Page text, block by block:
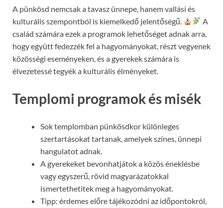
A pünkösd nemcsak a tavasz ünnepe, hanem vallási és
kulturális szempontból is kiemelkedő jelentőségű.
A
család számára ezek a programok lehetőséget adnak arra,
hogy együtt fedezzék fel a hagyományokat, részt vegyenek
közösségi eseményeken, és a gyerekek számára is
élvezetessé tegyék a kulturális élményeket.
Templomi programok és misék
Sok templomban pünkösdkor különleges
szertartásokat tartanak, amelyek színes, ünnepi
hangulatot adnak.
A gyerekeket bevonhatjátok a közös éneklésbe
vagy egyszerű, rövid magyarázatokkal
ismertethetitek meg a hagyományokat.
Tipp: érdemes előre tájékozódni az időpontokról,